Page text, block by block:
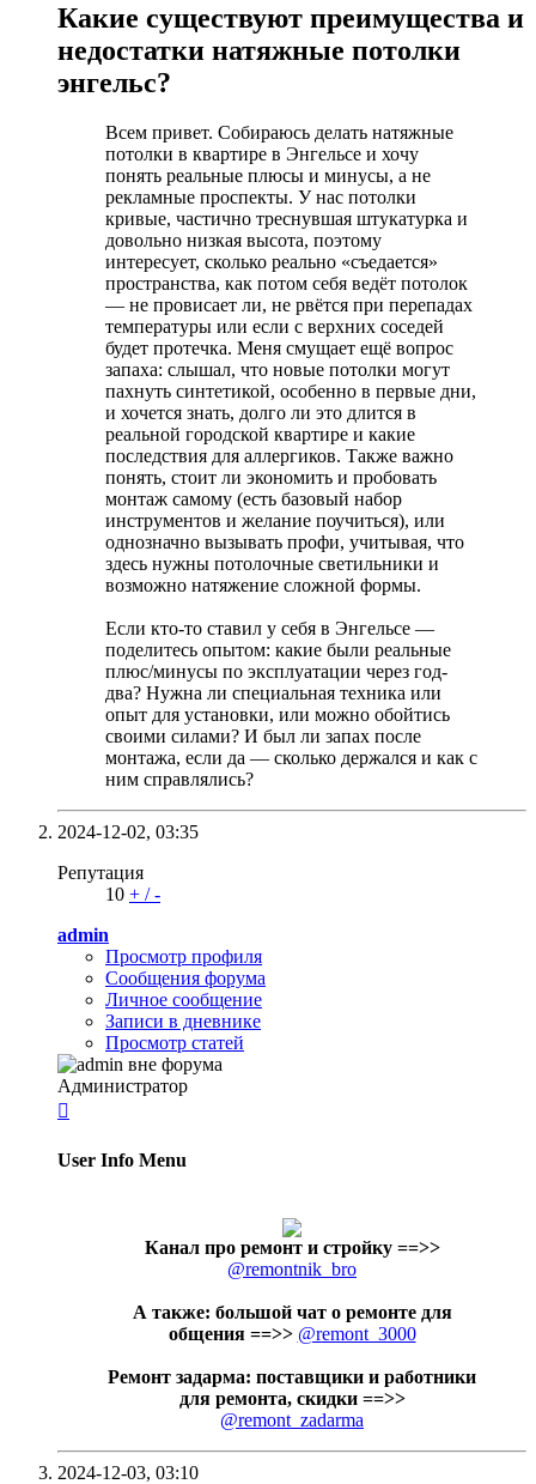
Какие существуют преимущества и
недостатки натяжные потолки
энгельс?
Всем привет. Собираюсь делать натяжные
потолки в квартире в Энгельсе и хочу
понять реальные плюсы и минусы, а не
рекламные проспекты. У нас потолки
кривые, частично треснувшая штукатурка и
довольно низкая высота, поэтому
интересует, сколько реально «съедается»
пространства, как потом себя ведёт потолок
— не провисает ли, не рвётся при перепадах
температуры или если с верхних соседей
будет протечка. Меня смущает ещё вопрос
запаха: слышал, что новые потолки могут
пахнуть синтетикой, особенно в первые дни,
и хочется знать, долго ли это длится в
реальной городской квартире и какие
последствия для аллергиков. Также важно
понять, стоит ли экономить и пробовать
монтаж самому (есть базовый набор
инструментов и желание поучиться), или
однозначно вызывать профи, учитывая, что
здесь нужны потолочные светильники и
возможно натяжение сложной формы.
Если кто-то ставил у себя в Энгельсе —
поделитесь опытом: какие были реальные
плюс/минусы по эксплуатации через год-
два? Нужна ли специальная техника или
опыт для установки, или можно обойтись
своими силами? И был ли запах после
монтажа, если да — сколько держался и как с
ним справлялись?
2024-12-02, 03:35
Репутация
10 + /-
admin
Просмотр профиля
Сообщения форума
Личное сообщение
Записи в дневнике
Просмотр статей
Администратор

User Info Menu
Канал про ремонт и стройку ==>>
@remontnik_bro
А также: большой чат о ремонте для
общения ==>> @remont_3000
Ремонт задарма: поставщики и работники
для ремонта, скидки ==>>
@remont_zadarma
2024-12-03, 03:10